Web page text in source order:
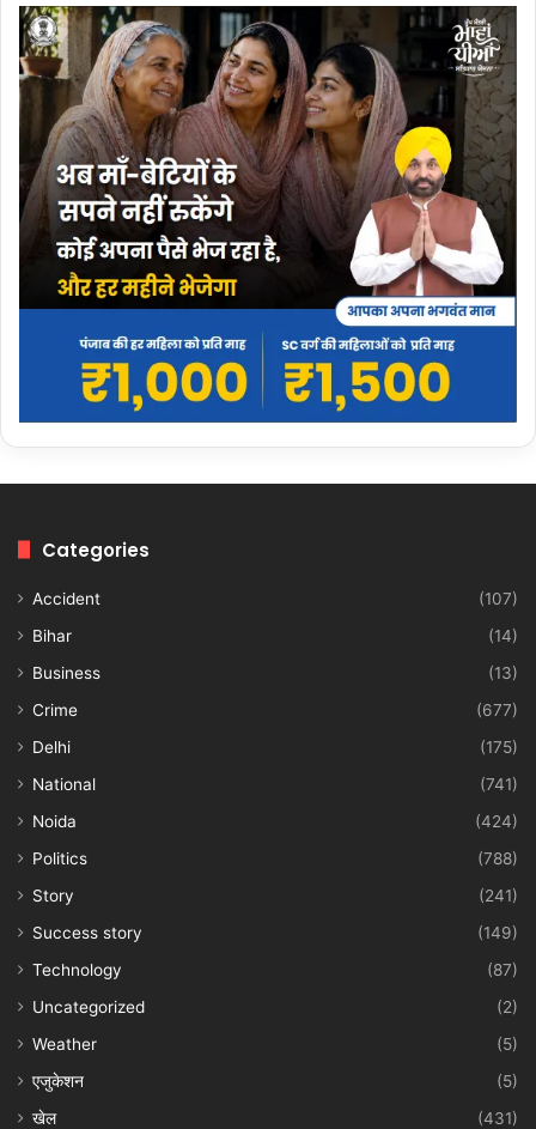
Categories
Accident
(107)
Bihar
(14)
Business
(13)
Crime
(677)
Delhi
(175)
National
(741)
Noida
(424)
Politics
(788)
Story
(241)
Success story
(149)
Technology
(87)
Uncategorized
(2)
Weather
(5)
एजुकेशन
(5)
खेल
(431)